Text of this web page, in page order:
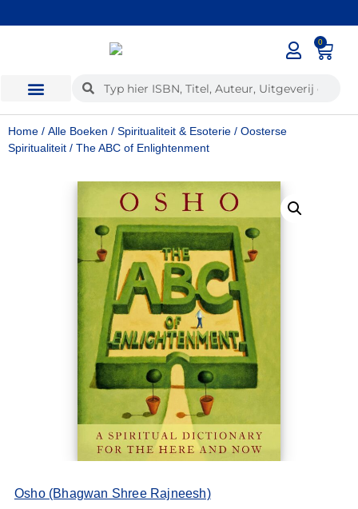
0
Home / Alle Boeken / Spiritualiteit & Esoterie / Oosterse
Spiritualiteit / The ABC of Enlightenment
Osho (Bhagwan Shree Rajneesh)